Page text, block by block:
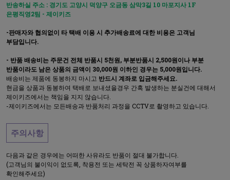
반송하실 주소 : 경기도 고양시 덕양구 오금동 삼막3길 10 마포지사 1F
은평직영2팀 - 제이키즈
-판매자와 협의없이 타 택배 이용 시 추가배송료에 대한 비용은 고객님
부담입니다.
- 반품 배송비는 주문건 전체 반품시 5천원, 부분반품시 2,500원이나 부분
반품이라도 남은 상품의 금액이 30,000원 이하인 경우는 5,000원입니다.
배송비는 제품에 동봉하지 마시고 반드시 계좌로 입금해주세요.
현금을 상품과 동봉하여 택배로 보내셨을경우 간혹 발생하는 분실건에 대해서
제이키즈에서는 책임을 지지 않습니다.
-제이키즈에서는 모든배송과 반품처리 과정을 CCTV로 촬영하고 있습니다.
주의사항
다음과 같은 경우에는 어떠한 사유라도 반품이 절대 불가합니다.
(고객님의 불이익이 없도록, 착용전 또는 세탁전 꼭 상품하자여부를
확인해주세요)